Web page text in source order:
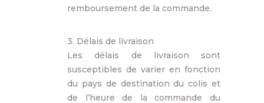
remboursement de la commande.
3. Délais de livraison
Les délais de livraison sont
susceptibles de varier en fonction
du pays de destination du colis et
de l’heure de la commande du